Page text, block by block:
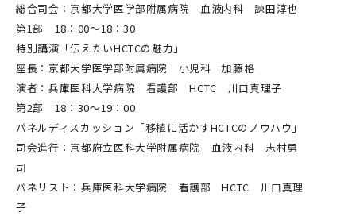
総合司会：京都大学医学部附属病院 血液内科 諫田淳也
第1部 18：00～18：30
特別講演「伝えたいHCTCの魅力」
座長：京都大学医学部附属病院 小児科 加藤格
演者：兵庫医科大学病院 看護部 HCTC 川口真理子
第2部 18：30～19：00
パネルディスカッション「移植に活かすHCTCのノウハウ」
司会進行：京都府立医科大学附属病院 血液内科 志村勇
司
パネリスト：兵庫医科大学病院 看護部 HCTC 川口真理
子